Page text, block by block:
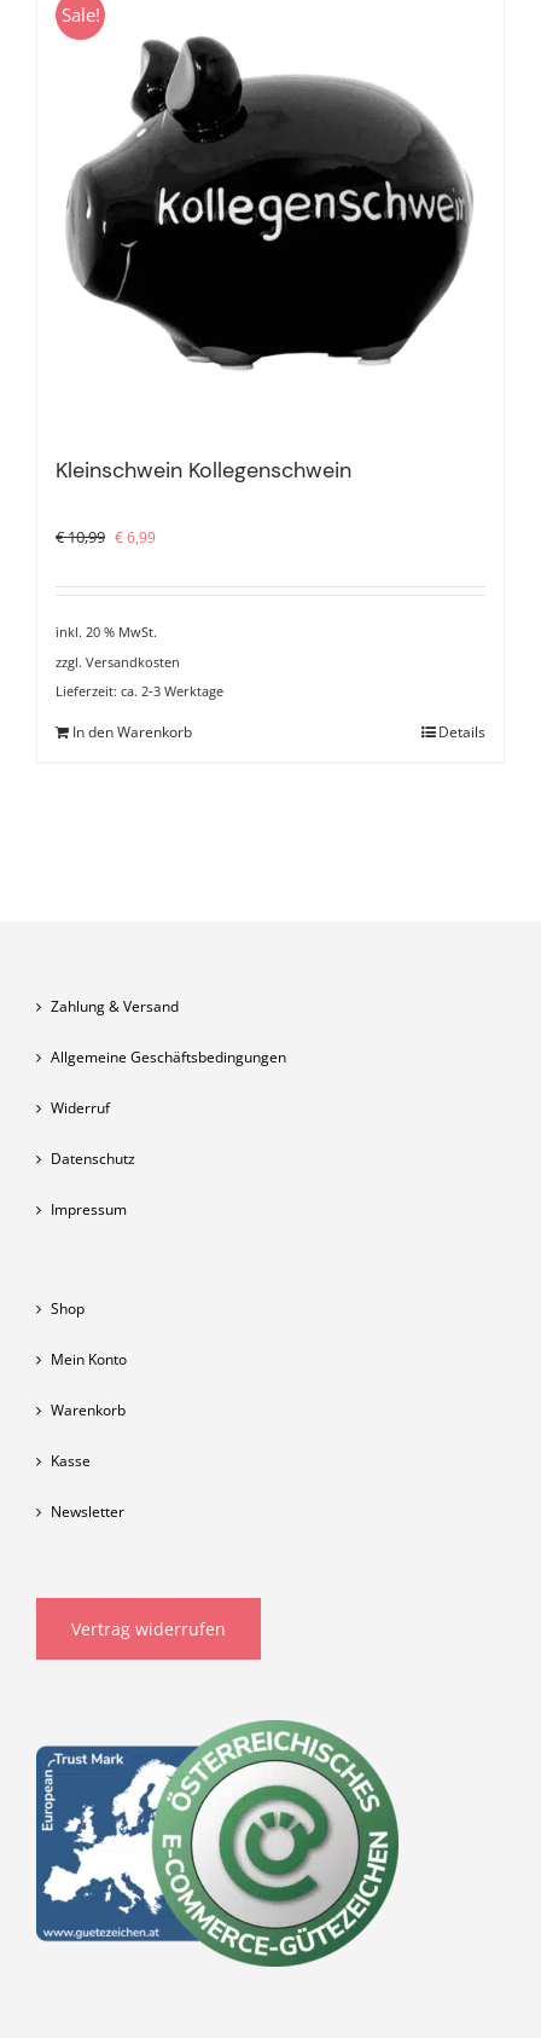
Sale!
Kleinschwein Kollegenschwein
€10,99 Ursprünglicher
war:
€6,99Aktueller
ist:
inkl. 20 % MwSt.
zzgl. Versandkosten
Lieferzeit: ca. 2-3 Werktage
In den Warenkorb Details
Zahlung & Versand
Allgemeine Geschäftsbedingungen
Widerruf
Datenschutz
Impressum
Shop
Mein Konto
Warenkorb
Kasse
Newsletter
Vertrag widerrufen